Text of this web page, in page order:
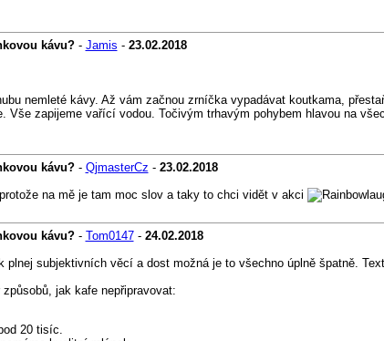
kávu?- Jamis - 23.02.2018
nemleté kávy. Až vám začnou zrníčka vypadávat koutkama,
Vše zapijeme vařící vodou. Točivým trhavým pohybem hlavou na
kávu?- QjmasterCz - 23.02.2018
na mě je tam moc slov a taky to chci vidět v akci
kávu?- Tom0147- 24.02.2018
plnej subjektivních věcí a dost možná je to všechno úplně špatně.
jak kafe nepřipravovat:
20 tisíc.